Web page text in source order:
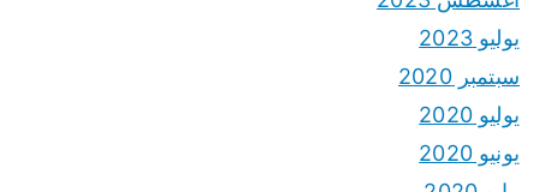
يوليو 2023
سبتمبر 2020
يوليو 2020
يونيو 2020